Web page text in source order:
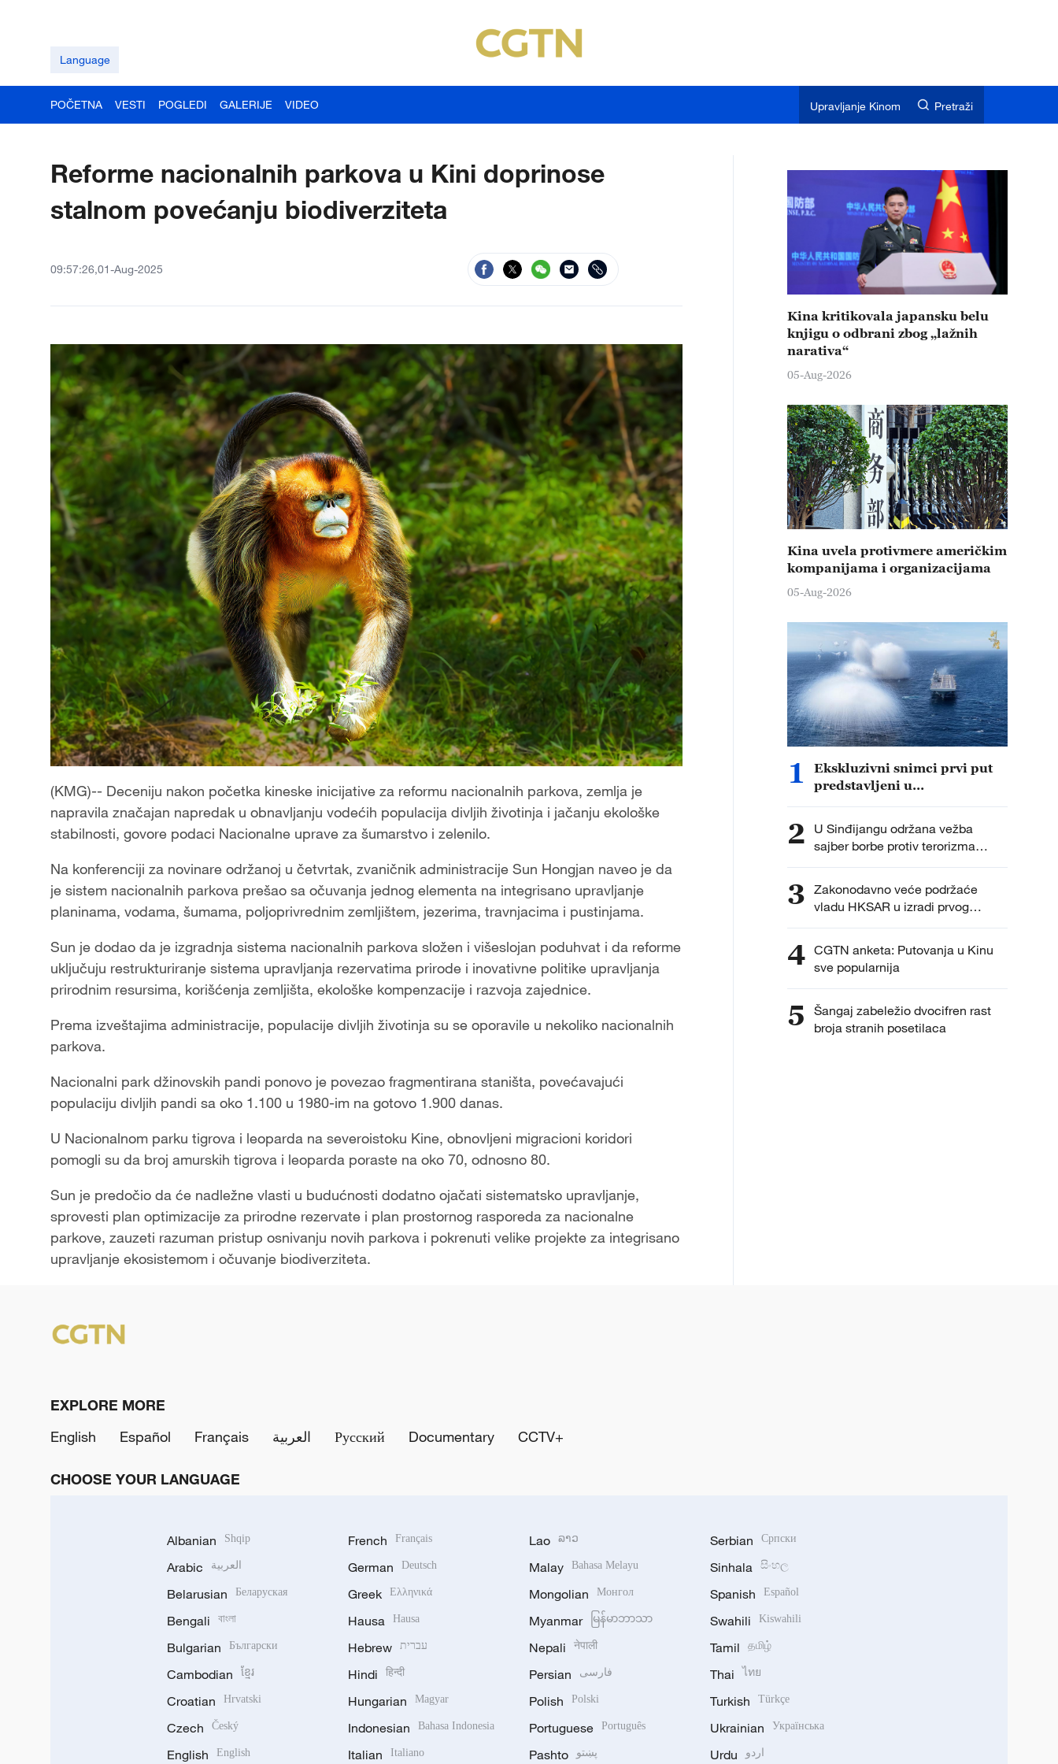
Language
POČETNA VESTI POGLEDI GALERIJE VIDEO Upravljanje Kinom Pretraži
Reforme nacionalnih parkova u Kini doprinose
stalnom povećanju biodiverziteta
09:57:26,01-Aug-2025
(KMG)-- Deceniju nakon početka kineske inicijative za reformu nacionalnih parkova, zemlja je
napravila značajan napredak u obnavljanju vodećih populacija divljih životinja i jačanju ekološke
stabilnosti, govore podaci Nacionalne uprave za šumarstvo i zelenilo.
Na konferenciji za novinare održanoj u četvrtak, zvaničnik administracije Sun Hongjan naveo je da
je sistem nacionalnih parkova prešao sa očuvanja jednog elementa na integrisano upravljanje
planinama, vodama, šumama, poljoprivrednim zemljištem, jezerima, travnjacima i pustinjama.
Sun je dodao da je izgradnja sistema nacionalnih parkova složen i višeslojan poduhvat i da reforme
uključuju restrukturiranje sistema upravljanja rezervatima prirode i inovativne politike upravljanja
prirodnim resursima, korišćenja zemljišta, ekološke kompenzacije i razvoja zajednice.
Prema izveštajima administracije, populacije divljih životinja su se oporavile u nekoliko nacionalnih
parkova.
Nacionalni park džinovskih pandi ponovo je povezao fragmentirana staništa, povećavajući
populaciju divljih pandi sa oko 1.100 u 1980-im na gotovo 1.900 danas.
U Nacionalnom parku tigrova i leoparda na severoistoku Kine, obnovljeni migracioni koridori
pomogli su da broj amurskih tigrova i leoparda poraste na oko 70, odnosno 80.
Sun je predočio da će nadležne vlasti u budućnosti dodatno ojačati sistematsko upravljanje,
sprovesti plan optimizacije za prirodne rezervate i plan prostornog rasporeda za nacionalne
parkove, zauzeti razuman pristup osnivanju novih parkova i pokrenuti velike projekte za integrisano
upravljanje ekosistemom i očuvanje biodiverziteta.
Kina kritikovala japansku belu
knjigu o odbrani zbog „lažnih
narativa“
05-Aug-2026
Kina uvela protivmere američkim
kompanijama i organizacijama
05-Aug-2026
1
Ekskluzivni snimci prvi put
predstavljeni u
2
U Sinđijangu održana vežba
sajber borbe protiv terorizma
„Tjanšan-2026“
3 Zakonodavno veće podržaće
vladu HKSAR u izradi prvog
petogodišnjeg plana Hongkonga
4 CGTN anketa: Putovanja u Kinu
sve popularnija
5
Šangaj zabeležio dvocifren rast
broja stranih posetilaca
EXPLORE MORE
English
Español Français العربية Русский Documentary CCTV+
CHOOSE YOUR LANGUAGE
Albanian Shqip
Arabic العربية
Belarusian Беларуская
Bengali বাংলা
Bulgarian Български
Cambodian ខ្មែរ
Croatian Hrvatski
Czech Český
English English
French Français
German Deutsch
Greek Ελληνικά
Hausa Hausa
Hebrew עברית
Hindi हिन्दी
Hungarian Magyar
Indonesian Bahasa Indonesia
Italian Italiano
Lao ລາວ
Malay Bahasa Melayu
Mongolian Монгол
Myanmar မြန်မာဘာသာ
Nepali नेपाली
Persian فارسی
Polish Polski
Portuguese Português
Pashto پښتو
Serbian Српски
Sinhala සිංහල
Spanish Español
Swahili Kiswahili
Tamil தமிழ்
Thai ไทย
Turkish Türkçe
Ukrainian Українська
Urdu اردو